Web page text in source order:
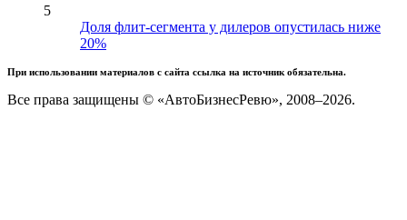
5
Доля флит-сегмента у дилеров опустилась ниже
20%
При использовании материалов с сайта ссылка на источник обязательна.
Все права защищены © «АвтоБизнесРевю», 2008–2026.